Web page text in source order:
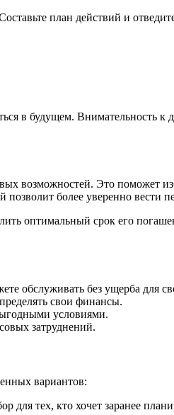
план действий и
в будущем. Внимательность к
возможностей. Это поможет
более уверенно вести
оптимальный срок его
обслуживать без ущерба для
свои финансы.
условиями.
затруднений.
вариантов:
для тех, кто хочет заранее